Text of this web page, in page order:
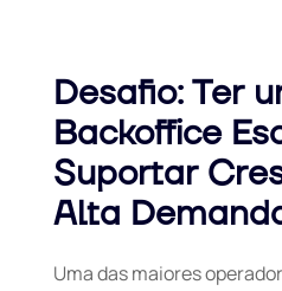
Desafio: Ter
Backoffice
Suportar
Alta
Uma das maiores